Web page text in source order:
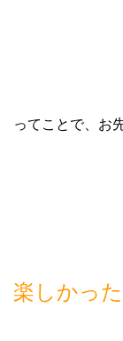
ってことで、お
楽しかった